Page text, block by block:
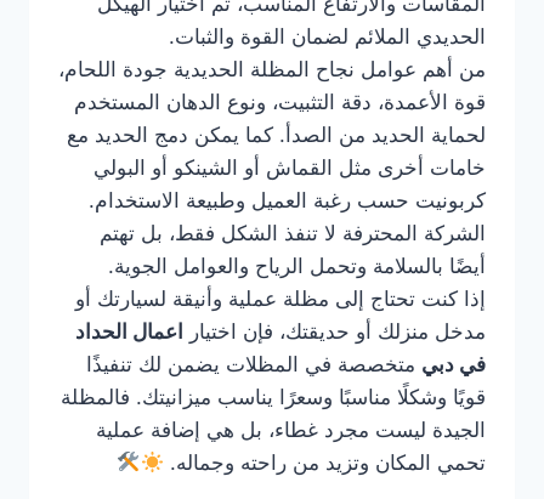
الحديدي الملائم لضمان القوة والثبات.
من أهم عوامل نجاح المظلة الحديدية جودة اللحام،
قوة الأعمدة، دقة التثبيت، ونوع الدهان المستخدم
لحماية الحديد من الصدأ. كما يمكن دمج الحديد مع
خامات أخرى مثل القماش أو الشينكو أو البولي
كربونيت حسب رغبة العميل وطبيعة الاستخدام.
الشركة المحترفة لا تنفذ الشكل فقط، بل تهتم
أيضًا بالسلامة وتحمل الرياح والعوامل الجوية.
إذا كنت تحتاج إلى مظلة عملية وأنيقة لسيارتك أو
مدخل منزلك أو حديقتك، فإن اختيار
اعمال الحداد
في دبي متخصصة في المظلات يضمن لك تنفيذًا
قويًا وشكلًا مناسبًا وسعرًا يناسب ميزانيتك. فالمظلة
الجيدة ليست مجرد غطاء، بل هي إضافة عملية
تحمي المكان وتزيد من راحته وجماله.